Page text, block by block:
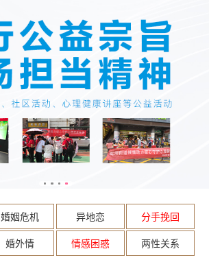
婚姻危机 异地恋
分手挽回
婚外情
情感困惑 两性关系